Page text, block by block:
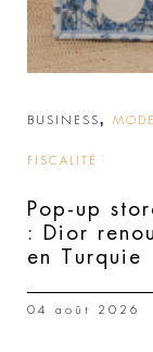
BUSINESS,
FISCALITÉ
Pop-up
: Dior
en Turquie
04 août 2026